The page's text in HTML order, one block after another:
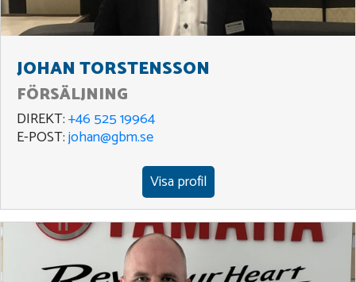
JOHAN TORSTENSSON
FÖRSÄLJNING
DIREKT:+46 525 19964
E-POST:johan@gbm.se
Visa profil